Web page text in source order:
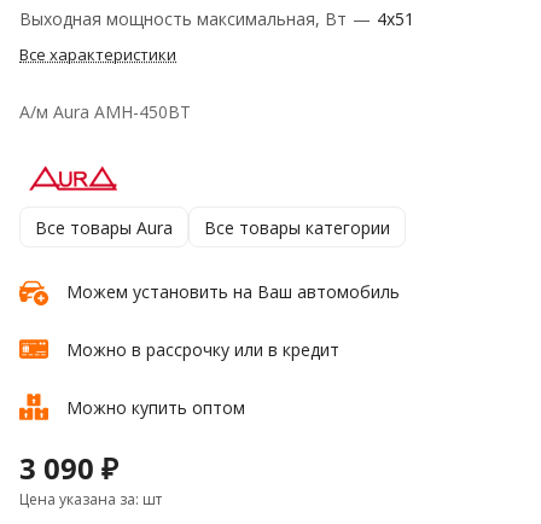
Выходная мощность максимальная, Вт — 4x51
Все характеристики
А/м Aura AMH-450BT
Все товары Aura Все товары категории
Можем установить на Ваш автомобиль
Можно в рассрочку или в кредит
Можно купить оптом
3 090 ₽
Цена указана за: шт